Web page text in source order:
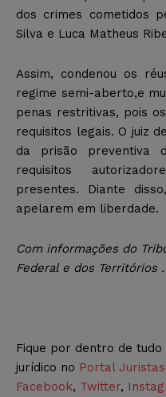
dos crimes cometidos
Silva e Luca Matheus
Assim, condenou os
regime semi-aberto,e
penas restritivas, pois
requisitos legais. O juiz
da prisão preventiva
requisitos
presentes. Diante
apelarem em liberdade.
Com informações do
Federal e dos Territórios .
Fique por dentro de
jurídico no Portal Juristas
Facebook, Twitter,